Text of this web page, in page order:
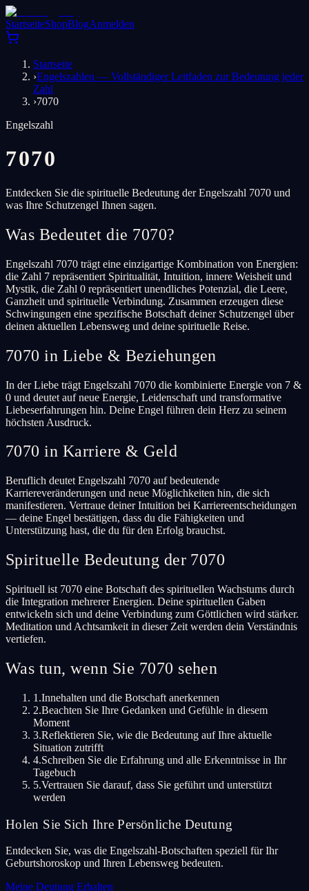
StartseiteShopBlogAnmelden
Startseite
›Engelszahlen — Vollständiger Leitfaden zur Bedeutung jeder
Zahl
›7070
Engelszahl
7070
Entdecken Sie die spirituelle Bedeutung der Engelszahl 7070 und
was Ihre Schutzengel Ihnen sagen.
Was Bedeutet die 7070?
Engelszahl 7070 trägt eine einzigartige Kombination von Energien:
die Zahl 7 repräsentiert Spiritualität, Intuition, innere Weisheit und
Mystik, die Zahl 0 repräsentiert unendliches Potenzial, die Leere,
Ganzheit und spirituelle Verbindung. Zusammen erzeugen diese
Schwingungen eine spezifische Botschaft deiner Schutzengel über
deinen aktuellen Lebensweg und deine spirituelle Reise.
7070 in Liebe & Beziehungen
In der Liebe trägt Engelszahl 7070 die kombinierte Energie von 7 &
0 und deutet auf neue Energie, Leidenschaft und transformative
Liebeserfahrungen hin. Deine Engel führen dein Herz zu seinem
höchsten Ausdruck.
7070 in Karriere & Geld
Beruflich deutet Engelszahl 7070 auf bedeutende
Karriereveränderungen und neue Möglichkeiten hin, die sich
manifestieren. Vertraue deiner Intuition bei Karriereentscheidungen
— deine Engel bestätigen, dass du die Fähigkeiten und
Unterstützung hast, die du für den Erfolg brauchst.
Spirituelle Bedeutung der 7070
Spirituell ist 7070 eine Botschaft des spirituellen Wachstums durch
die Integration mehrerer Energien. Deine spirituellen Gaben
entwickeln sich und deine Verbindung zum Göttlichen wird stärker.
Meditation und Achtsamkeit in dieser Zeit werden dein Verständnis
vertiefen.
Was tun, wenn Sie 7070 sehen
1.Innehalten und die Botschaft anerkennen
2.Beachten Sie Ihre Gedanken und Gefühle in diesem
Moment
3.Reflektieren Sie, wie die Bedeutung auf Ihre aktuelle
Situation zutrifft
4.Schreiben Sie die Erfahrung und alle Erkenntnisse in Ihr
Tagebuch
5.Vertrauen Sie darauf, dass Sie geführt und unterstützt
werden
Holen Sie Sich Ihre Persönliche Deutung
Entdecken Sie, was die Engelszahl-Botschaften speziell für Ihr
Geburtshoroskop und Ihren Lebensweg bedeuten.
Meine Deutung Erhalten